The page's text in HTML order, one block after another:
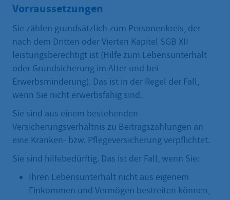
Vorraussetzungen
Sie zählen grundsätzlich zum Personenkreis, der
nach dem Dritten oder Vierten Kapitel SGB XII
leistungsberechtigt ist (Hilfe zum Lebensunterhalt
oder Grundsicherung im Alter und bei
Erwerbsminderung). Das ist in der Regel der Fall,
wenn Sie nicht erwerbsfähig sind.
Sie sind aus einem bestehenden
Versicherungsverhältnis zu Beitragszahlungen an
eine Kranken- bzw. Pflegeversicherung verpflichtet.
Sie sind hilfebedürftig. Das ist der Fall, wenn Sie:
Ihren Lebensunterhalt nicht aus eigenem
Einkommen und Vermögen bestreiten können,